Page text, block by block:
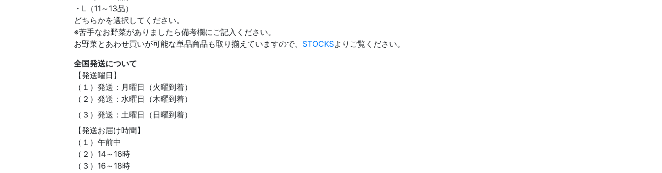
・L（11～13品）
どちらかを選択してください。
※苦手なお野菜がありましたら備考欄にご記入ください。
お野菜とあわせ買いが可能な単品商品も取り揃えていますので、 STOCKSよりご覧ください。
全国発送について
【発送曜日】
（１）発送：月曜日（火曜到着）
（２）発送：水曜日（木曜到着）
（３）発送：土曜日（日曜到着）
【発送お届け時間】
（１）午前中
（２）14～16時
（３）16～18時